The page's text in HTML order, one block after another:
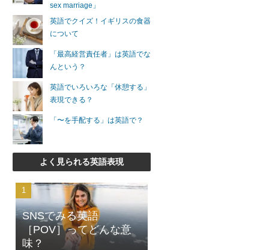
sex marriage」
英語でクイズ！イギリスの食器
について
「最高経営責任者」は英語でな
んという？
英語でいろいろな「休憩する」
表現できる？
「〜を手配する」は英語で？
よく見られる英語表現
SNSでみる英語
［POV］ってどんな意
味？